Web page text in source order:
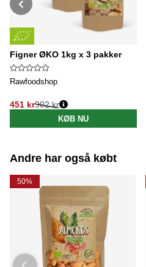
Figner ØKO 1kg x 3 pakker
Rawfoodshop
451 kr
Normalpris:
902 kr
KØB NU
Andre har også købt
50%